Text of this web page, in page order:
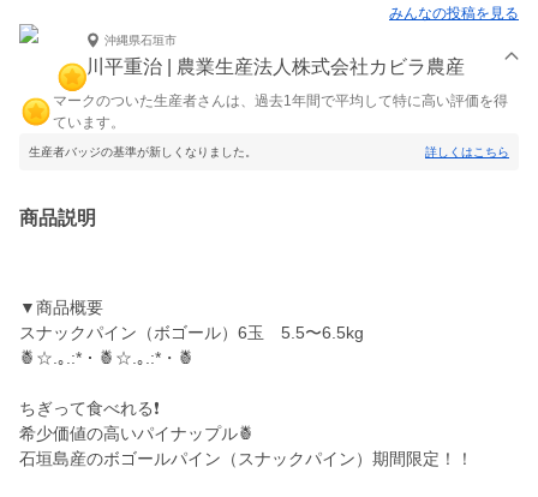
みんなの投稿を見る
沖縄県石垣市
川平重治 | 農業生産法人株式会社カビラ農産
マークのついた生産者さんは、過去1年間で平均して特に高い評価を得
ています。
生産者バッジの基準が新しくなりました。 詳しくはこちら
商品説明
▼商品概要
スナックパイン（ボゴール）6玉 5.5〜6.5kg
🍍☆.｡.:*・🍍☆.｡.:*・🍍
ちぎって食べれる❗️
希少価値の高いパイナップル🍍
石垣島産のボゴールパイン（スナックパイン）期間限定！！